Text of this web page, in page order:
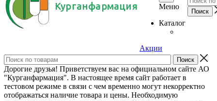
Курганфармация
Меню
Каталог
Акции
Дорогие друзья! Приветствуем вас на официальном сайте АО
"Курганфармация". В настоящее время сайт работает в
тестовом режиме в связи с чем временно могут некорректно
отображаться наличие товара и цены. Необходимую